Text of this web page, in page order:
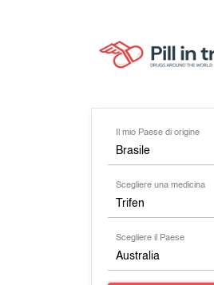
Il mio Paese di origine
Brasile
Scegliere una medicina
Trifen
Scegliere il Paese
Australia